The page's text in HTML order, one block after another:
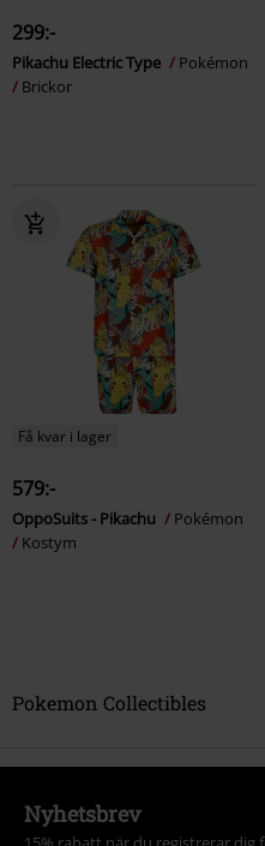
299:-
Pikachu Electric Type
Pokémon
Brickor
Få kvar i lager
579:-
OppoSuits - Pikachu
Pokémon
Kostym
Pokemon Collectibles
Nyhetsbrev